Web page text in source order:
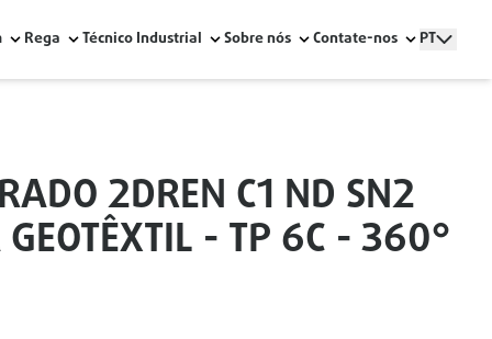
Rega Técnico Industrial Sobre nós Contate-nos PT
2DREN C1 ND SN2
- TP 6C - 360°